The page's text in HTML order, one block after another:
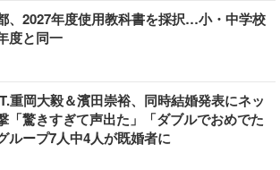
、2027年度使用教科書を採択…小・中学校
度と同一
重岡大毅＆濱田崇裕、同時結婚発表にネッ
「驚きすぎて声出た」「ダブルでおめでた
ループ7人中4人が既婚者に